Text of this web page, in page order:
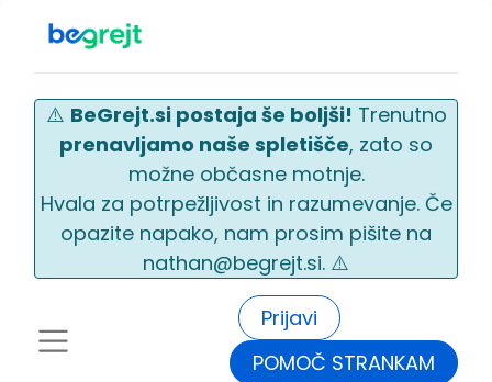
Prijavi
POMOČ STRANKAM
⚠️ BeGrejt.si postaja še boljši! Trenutno
prenavljamo naše spletišče, zato so
možne občasne motnje.
Hvala za potrpežljivost in razumevanje. Če
opazite napako, nam prosim pišite na
nathan@begrejt.si. ⚠️